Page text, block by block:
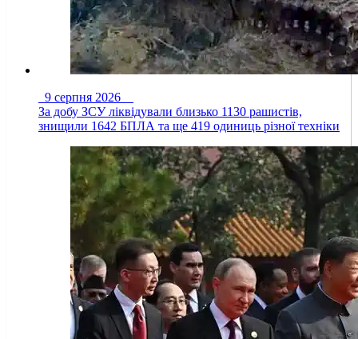
9 серпня 2026
За добу ЗСУ ліквідували близько 1130 рашистів,
знищили 1642 БПЛА та ще 419 одиниць різної техніки